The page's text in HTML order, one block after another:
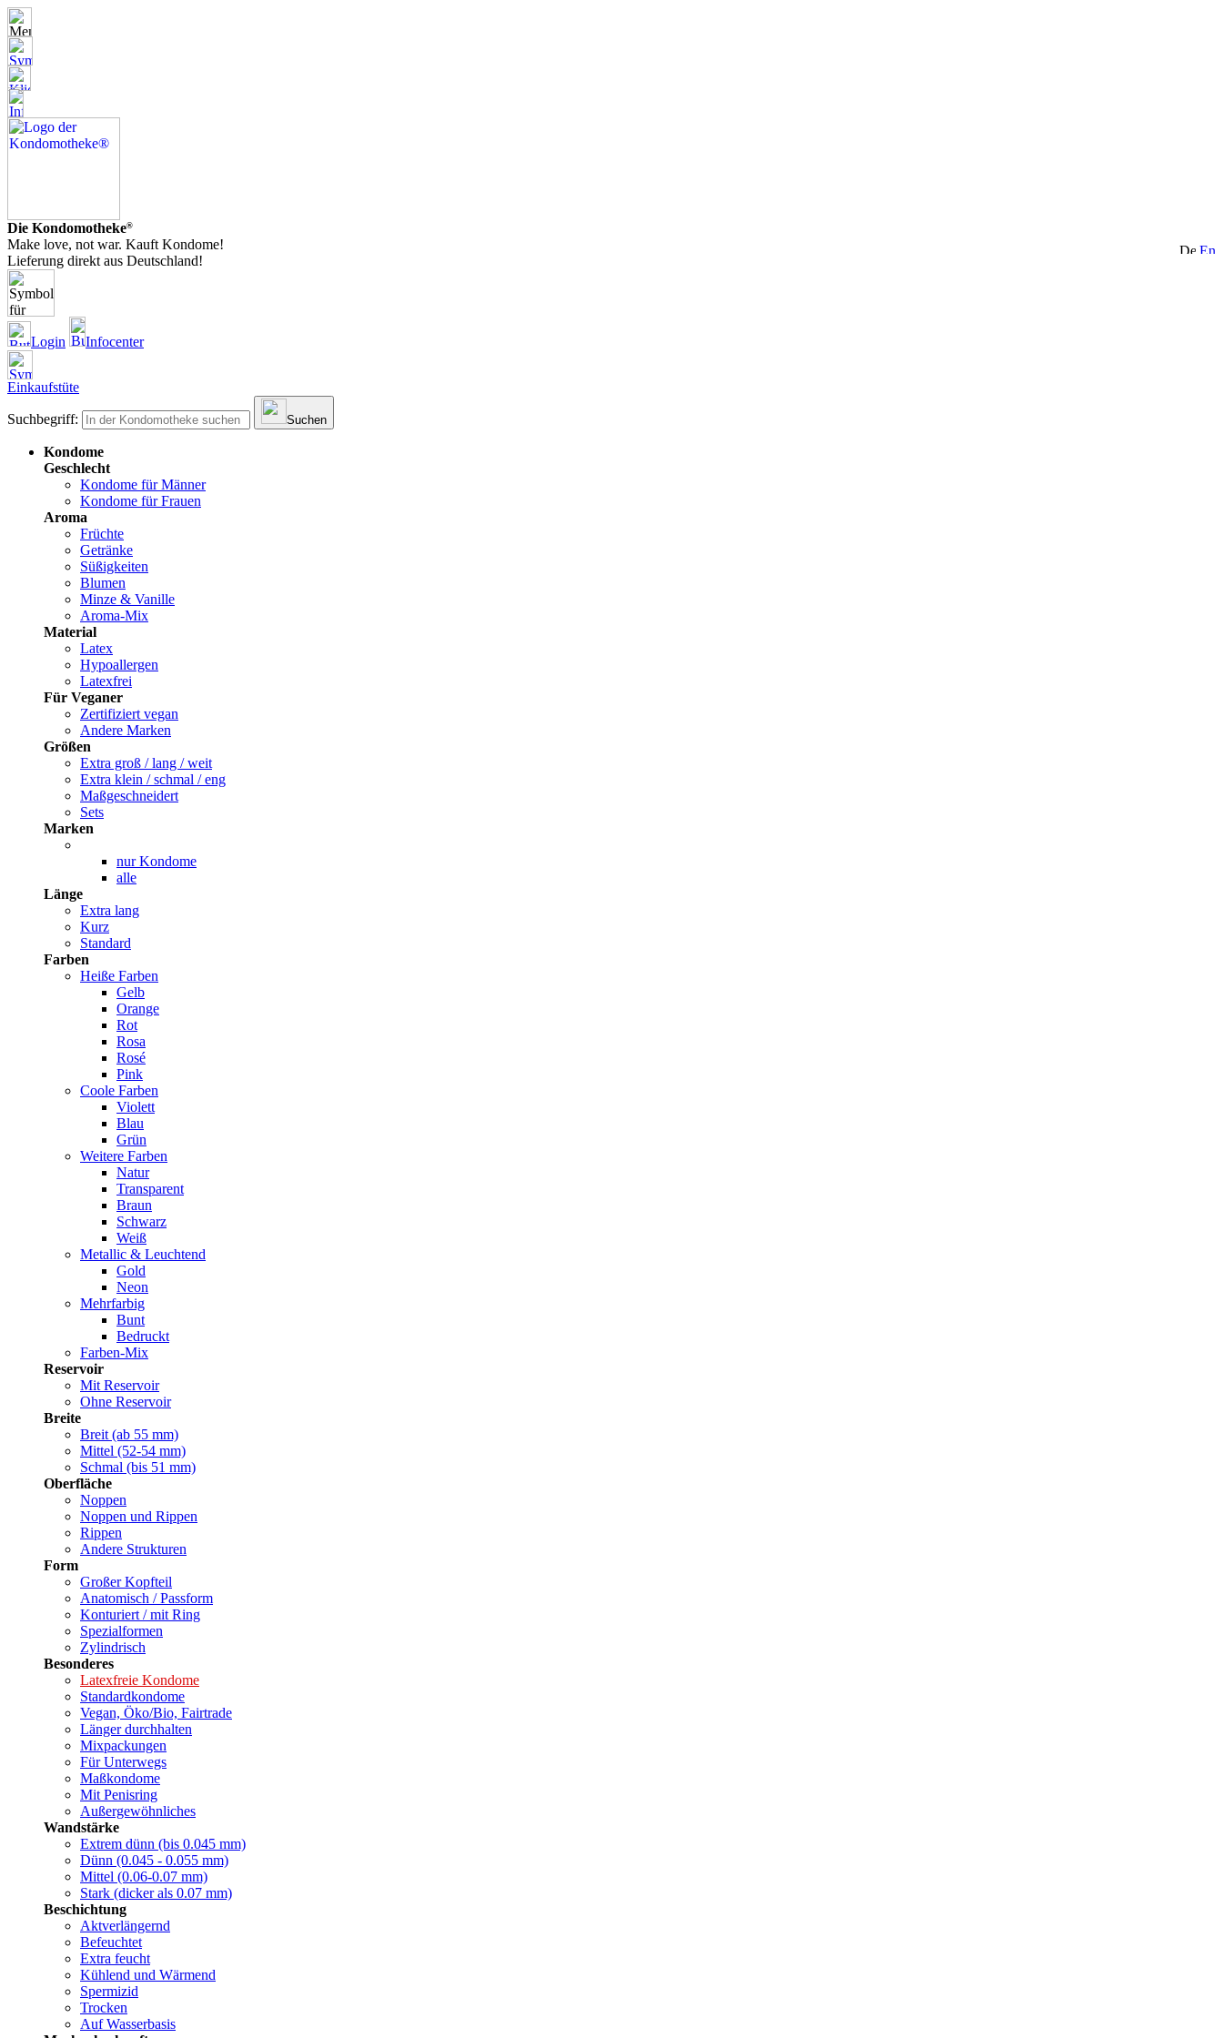
Die Kondomotheke®
Make love, not war. Kauft Kondome!
Lieferung direkt aus Deutschland!
Login Infocenter
Einkaufstüte
Suchbegriff: Suchen
Kondome
Geschlecht
Kondome für Männer
Kondome für Frauen
Aroma
Früchte
Getränke
Süßigkeiten
Blumen
Minze & Vanille
Aroma-Mix
Material
Latex
Hypoallergen
Latexfrei
Für Veganer
Zertifiziert vegan
Andere Marken
Größen
Extra groß / lang / weit
Extra klein / schmal / eng
Maßgeschneidert
Sets
Marken
nur Kondome
alle
Länge
Extra lang
Kurz
Standard
Farben
Heiße Farben
Gelb
Orange
Rot
Rosa
Rosé
Pink
Coole Farben
Violett
Blau
Grün
Weitere Farben
Natur
Transparent
Braun
Schwarz
Weiß
Metallic & Leuchtend
Gold
Neon
Mehrfarbig
Bunt
Bedruckt
Farben-Mix
Reservoir
Mit Reservoir
Ohne Reservoir
Breite
Breit (ab 55 mm)
Mittel (52-54 mm)
Schmal (bis 51 mm)
Oberfläche
Noppen
Noppen und Rippen
Rippen
Andere Strukturen
Form
Großer Kopfteil
Anatomisch / Passform
Konturiert / mit Ring
Spezialformen
Zylindrisch
Besonderes
Latexfreie Kondome
Standardkondome
Vegan, Öko/Bio, Fairtrade
Länger durchhalten
Mixpackungen
Für Unterwegs
Maßkondome
Mit Penisring
Außergewöhnliches
Wandstärke
Extrem dünn (bis 0.045 mm)
Dünn (0.045 - 0.055 mm)
Mittel (0.06-0.07 mm)
Stark (dicker als 0.07 mm)
Beschichtung
Aktverlängernd
Befeuchtet
Extra feucht
Kühlend und Wärmend
Spermizid
Trocken
Auf Wasserbasis